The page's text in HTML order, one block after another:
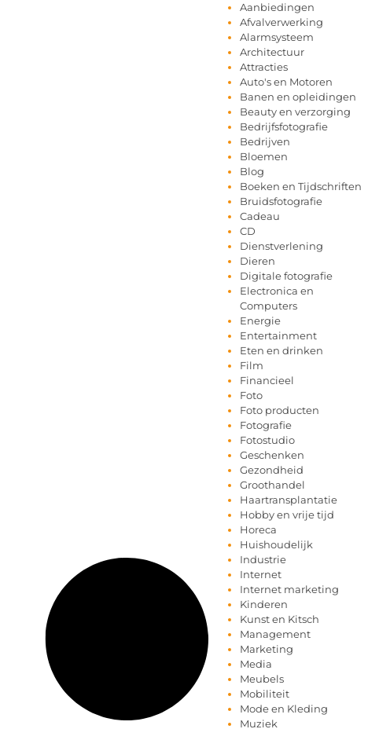
Aanbiedingen
Afvalverwerking
Alarmsysteem
Architectuur
Attracties
Auto's en Motoren
Banen en opleidingen
Beauty en verzorging
Bedrijfsfotografie
Bedrijven
Bloemen
Blog
Boeken en Tijdschriften
Bruidsfotografie
Cadeau
CD
Dienstverlening
Dieren
Digitale fotografie
Electronica en
Computers
Energie
Entertainment
Eten en drinken
Film
Financieel
Foto
Foto producten
Fotografie
Fotostudio
Geschenken
Gezondheid
Groothandel
Haartransplantatie
Hobby en vrije tijd
Horeca
Huishoudelijk
Industrie
Internet
Internet marketing
Kinderen
Kunst en Kitsch
Management
Marketing
Media
Meubels
Mobiliteit
Mode en Kleding
Muziek